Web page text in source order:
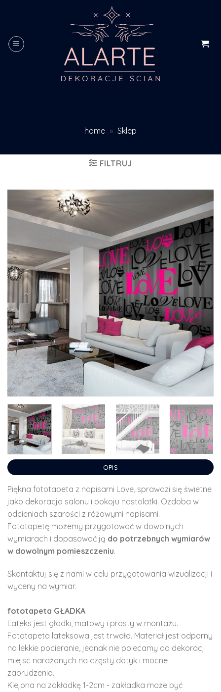
home » Sklep
FILTRUJ
OPIS
Piękna fototapeta z napisami Love, sprawdzi się świetne
jako dekoracja salonu i pokoju nastolatki. Ozdoba w
odcieniach szarości z różowymi napisami.
Fototapetę możemy przygotować w dowolnych
wymiarach i dopasować ją do potrzebnych wymiarów
w dowolnym pomieszczeniu.
Skontaktuj się z nami w celu przygotowania wizualizacji i
wyceny na wymiar.
fototapeta GŁADKA
Lateks jest gładki, matowy i prosty w montażu.
Fototapeta lateksowa jest trwała. Materiał jest odporny
na lekkie pocieranie, jednak nie polecamy do dekoracji
miejsc narażonych na częsty dotyk i mocne
zabrudzenia.
Klejona na zakładkę 1-2cm - zakładka może być